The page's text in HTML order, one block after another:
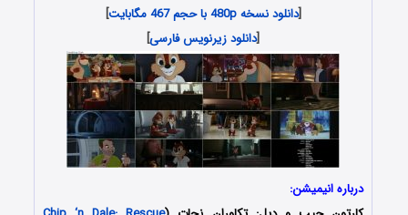
[دانلود نسخه 480p با حجم 467 مگابایت
]
[دانلود زیرنویس فارسی]
درباره انیمیشن: